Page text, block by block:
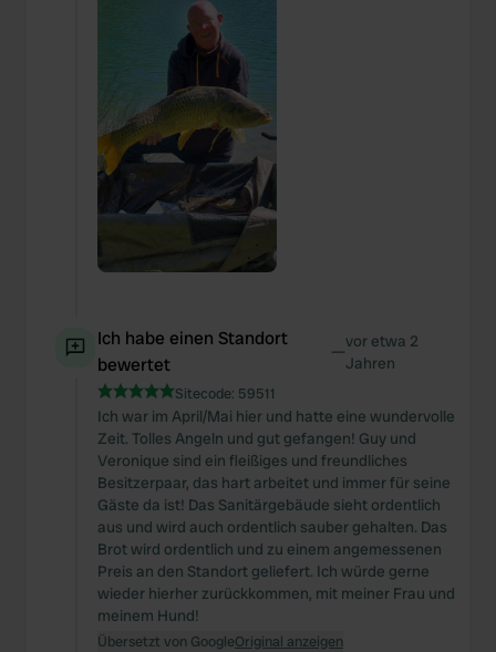
Ich habe einen Standort
bewertet
—vor etwa 2
Jahren
Sitecode: 59511
Ich war im April/Mai hier und hatte eine wundervolle
Zeit. Tolles Angeln und gut gefangen! Guy und
Veronique sind ein fleißiges und freundliches
Besitzerpaar, das hart arbeitet und immer für seine
Gäste da ist! Das Sanitärgebäude sieht ordentlich
aus und wird auch ordentlich sauber gehalten. Das
Brot wird ordentlich und zu einem angemessenen
Preis an den Standort geliefert. Ich würde gerne
wieder hierher zurückkommen, mit meiner Frau und
meinem Hund!
Übersetzt von GoogleOriginal anzeigen